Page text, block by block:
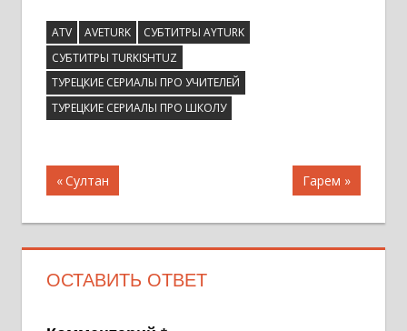
ATV AVETURK
СУБТИТРЫ AYTURK
СУБТИТРЫ TURKISHTUZ
ТУРЕЦКИЕ СЕРИАЛЫ ПРО УЧИТЕЛЕЙ
ТУРЕЦКИЕ СЕРИАЛЫ ПРО ШКОЛУ
Навигация
Предыдущая
запись;
Султан
Следующая
запись:
Гарем
ОСТАВИТЬ ОТВЕТ